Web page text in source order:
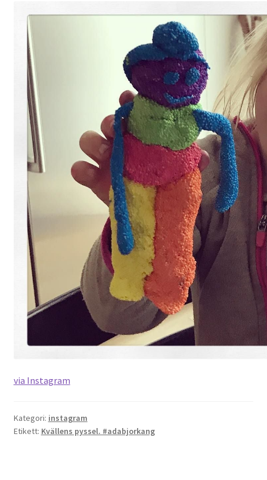
via Instagram
Kategori: instagram
Etikett: Kvällens pyssel. #adabjorkang